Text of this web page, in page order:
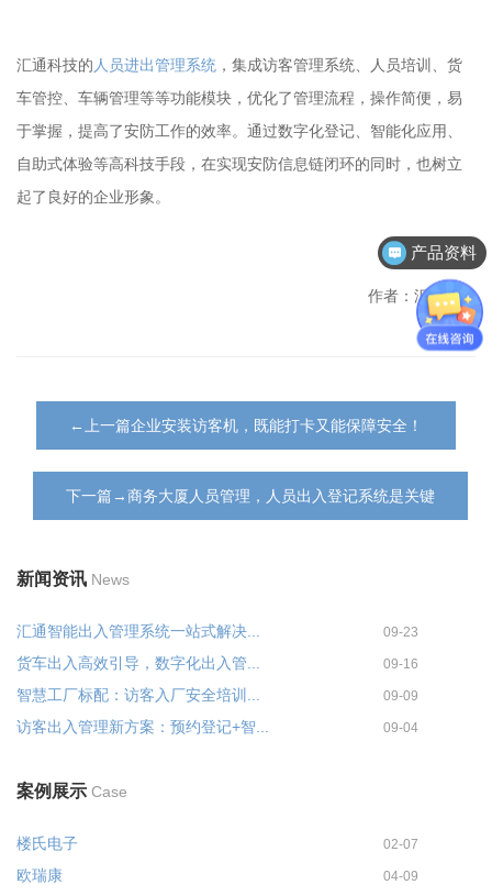
汇通科技的 人员进出管理系统 ，集成访客管理系统、人员培训、货
车管控、车辆管理等等功能模块，优化了管理流程，操作简便，易
于掌握，提高了安防工作的效率。通过数字化登记、智能化应用、
自助式体验等高科技手段，在实现安防信息链闭环的同时，也树立
起了良好的企业形象。
作者：汇通科技
←上一篇企业安装访客机，既能打卡又能保障安全！
下一篇→商务大厦人员管理，人员出入登记系统是关键
新闻资讯 News
汇通智能出入管理系统一站式解决... 09-23
货车出入高效引导，数字化出入管... 09-16
智慧工厂标配：访客入厂安全培训... 09-09
访客出入管理新方案：预约登记+智... 09-04
案例展示 Case
楼氏电子 02-07
欧瑞康 04-09
产品资料